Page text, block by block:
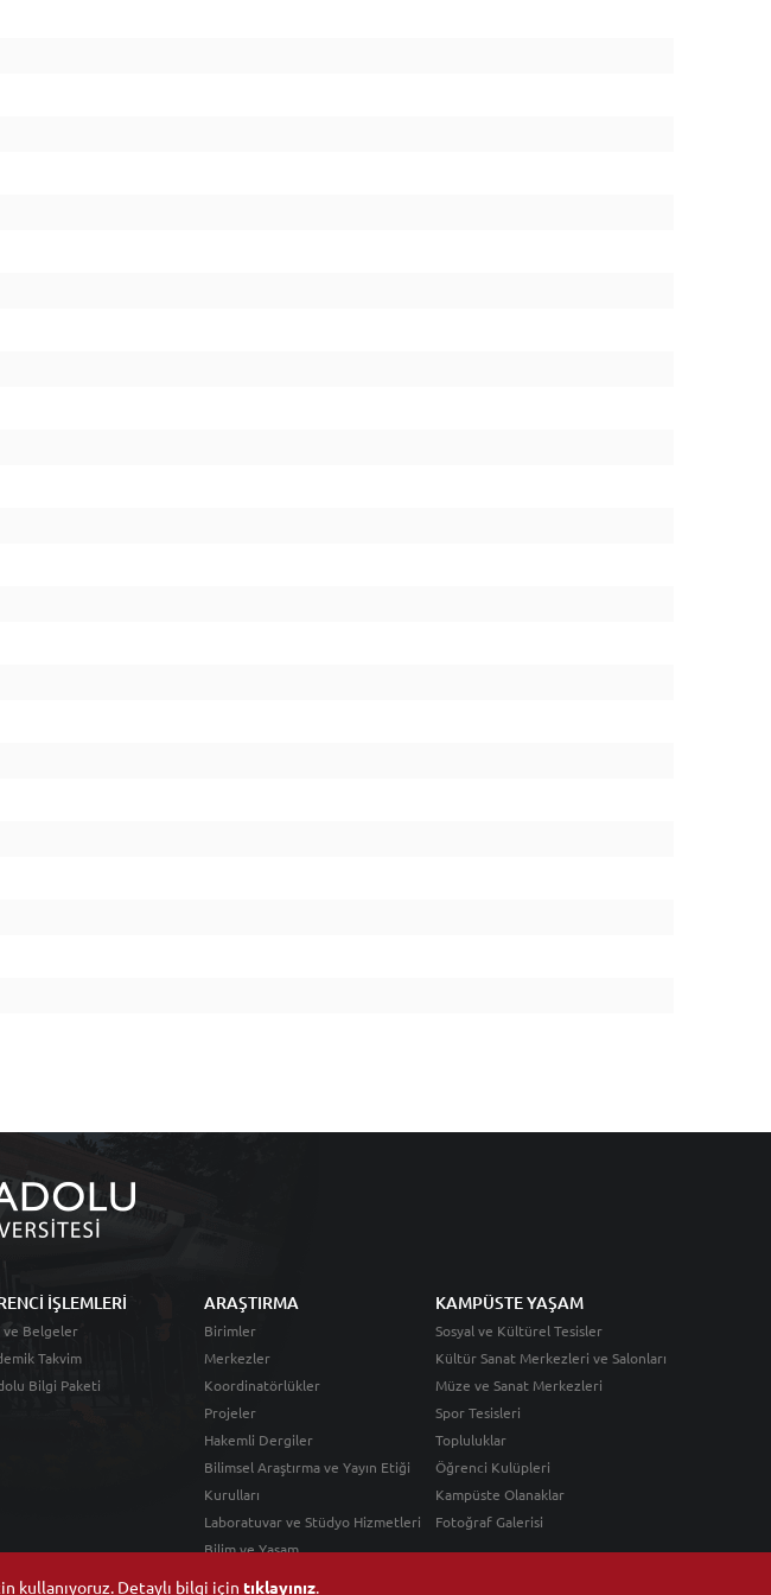
kullanıyoruz. Detaylı bilgi için tıklayınız.
İŞLEMLERİ
ve Belgeler
Takvim
Bilgi Paketi
ARAŞTIRMA
Birimler
Merkezler
Koordinatörlükler
Projeler
Hakemli Dergiler
Bilimsel Araştırma ve Yayın Etiği
Kurulları
Laboratuvar ve Stüdyo Hizmetleri
Bilim ve Yaşam
KAMPÜSTE YAŞAM
Sosyal ve Kültürel Tesisler
Kültür Sanat Merkezleri ve Salonları
Müze ve Sanat Merkezleri
Spor Tesisleri
Topluluklar
Öğrenci Kulüpleri
Kampüste Olanaklar
Fotoğraf Galerisi